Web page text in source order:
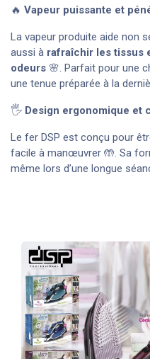
🔥 Vapeur puissante et
La vapeur produite aide non
aussi à rafraîchir les tissus
odeurs 🌸. Parfait pour une
une tenue préparée à la
🖐️ Design ergonomique et
Le fer DSP est conçu pour
facile à manœuvrer 🤲. Sa
même lors d’une longue